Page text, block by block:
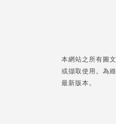
本網站之所有圖
或擷取使用。為
最新版本。